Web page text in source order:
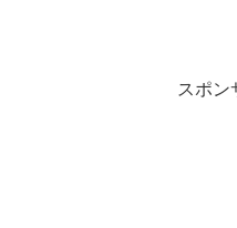
スポン